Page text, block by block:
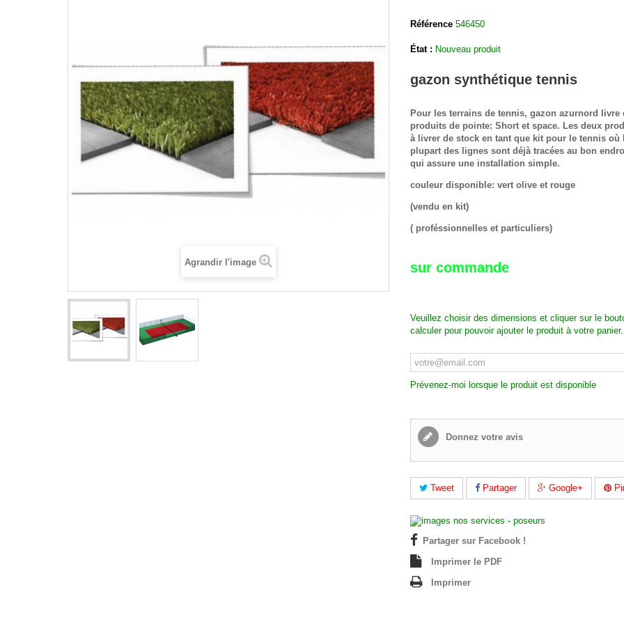
Agrandir l'image
Référence 546450
État : Nouveau produit
gazon synthétique tennis
Pour les terrains de tennis, gazon azurnord livre
produits de pointe: Short et space. Les deux
à livrer de stock en tant que kit pour le tennis où
plupart des lignes sont déjà tracées au bon
qui assure une installation simple.
couleur disponible: vert olive et rouge
(vendu en kit)
( proféssionnelles et particuliers)
sur commande
Veuillez choisir des dimensions et cliquer sur le
calculer pour pouvoir ajouter le produit à votre panier.
Prévenez-moi lorsque le produit est disponible
Donnez votre avis
Tweet Partager Google+
Partager sur Facebook !
Imprimer le PDF
Imprimer